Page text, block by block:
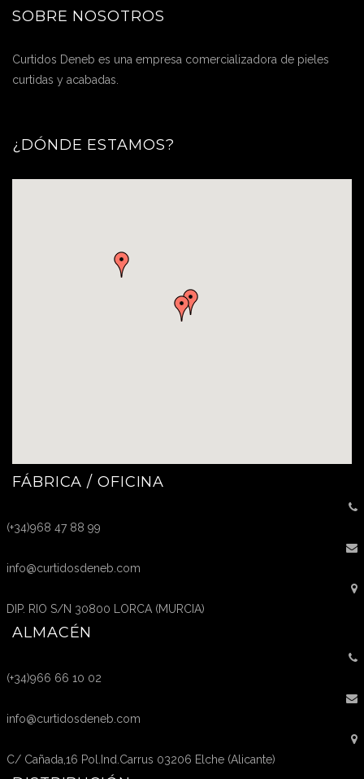
SOBRE NOSOTROS
Curtidos Deneb es una empresa comercializadora de pieles
curtidas y acabadas.
¿DÓNDE ESTAMOS?
FÁBRICA / OFICINA
(+34)968 47 88 99
info@curtidosdeneb.com
DIP. RIO S/N 30800 LORCA (MURCIA)
ALMACÉN
(+34)966 66 10 02
info@curtidosdeneb.com
C/ Cañada,16 Pol.Ind.Carrus 03206 Elche (Alicante)